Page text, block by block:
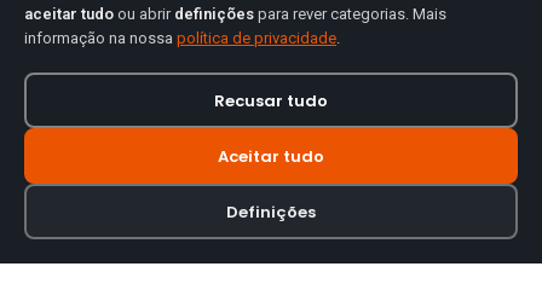
aceitar tudo ou abrir definições para rever categorias. Mais
informação na nossa política de privacidade.
Recusar tudo
Aceitar tudo
Definições